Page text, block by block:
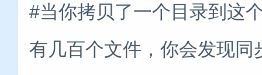
#当你拷贝了一个目录到这
有几百个文件，你会发现